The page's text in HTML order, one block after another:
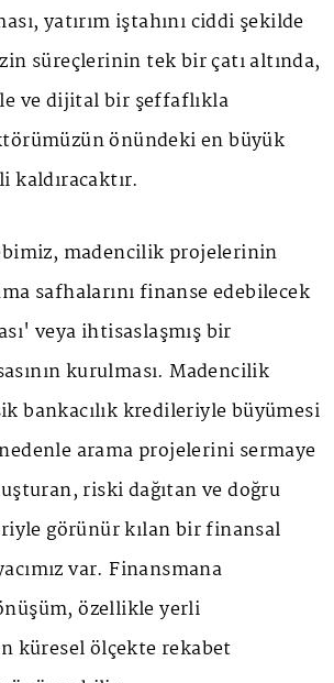
yatırım iştahını ciddi şekilde
süreçlerinin tek bir çatı altında,
ve dijital bir şeffaflıkla
önündeki en büyük
kaldıracaktır.
madencilik projelerinin
safhalarını finanse edebilecek
veya ihtisaslaşmış bir
kurulması. Madencilik
bankacılık kredileriyle büyümesi
arama projelerini sermaye
riski dağıtan ve doğru
görünür kılan bir finansal
var. Finansmana
özellikle yerli
küresel ölçekte rekabet